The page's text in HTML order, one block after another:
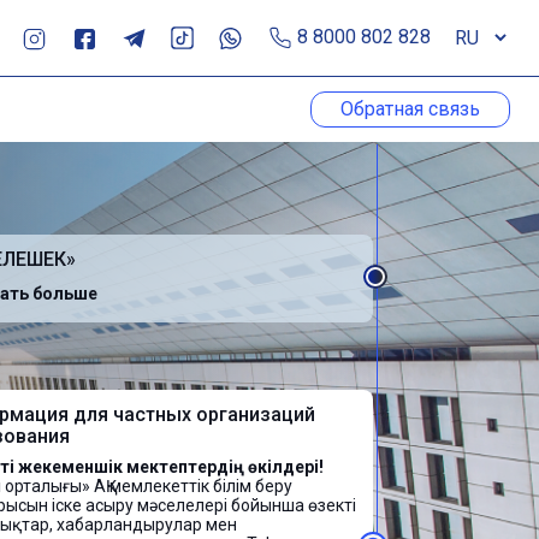
8 8000 802 828
Обратная связь
для частных организаций
больше
по отработке государственного
заявок по ссылке